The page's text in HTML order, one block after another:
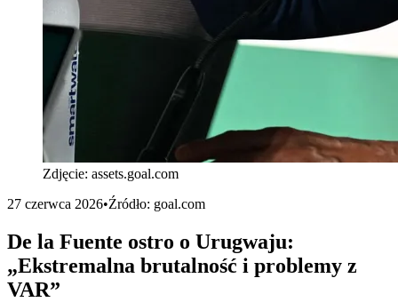
Zdjęcie: assets.goal.com
27 czerwca 2026•Źródło: goal.com
De la Fuente ostro o Urugwaju:
„Ekstremalna brutalność i problemy z
VAR”